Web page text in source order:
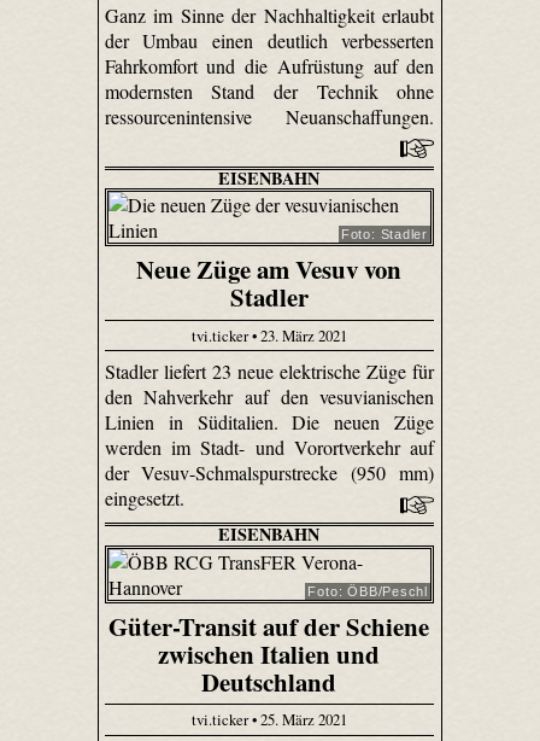
Ganz im Sinne der Nachhaltigkeit erlaubt
der Umbau einen deutlich verbesserten
Fahrkomfort und die Aufrüstung auf den
modernsten Stand der Technik ohne
ressourcenintensive Neuanschaffungen.
EISENBAHN
Foto: Stadler
Neue Züge am Vesuv von
Stadler
tvi.ticker • 23. März 2021
Stadler liefert 23 neue elektrische Züge für
den Nahverkehr auf den vesuvianischen
Linien in Süditalien. Die neuen Züge
werden im Stadt- und Vorortverkehr auf
der Vesuv-Schmalspurstrecke (950 mm)
eingesetzt.
EISENBAHN
Foto: ÖBB/Peschl
Güter-Transit auf der Schiene
zwischen Italien und
Deutschland
tvi.ticker • 25. März 2021